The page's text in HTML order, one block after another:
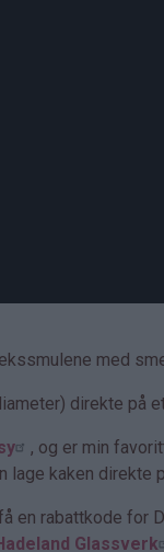
med
direkte på
, og er min
lage kaken
en rabattkode for
Glassverk